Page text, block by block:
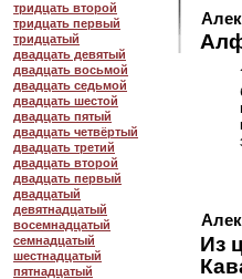
тридцать второй
тридцать первый
тридцатый
двадцать девятый
двадцать восьмой
двадцать седьмой
двадцать шестой
двадцать пятый
двадцать четвёртый
двадцать третий
двадцать второй
двадцать первый
двадцатый
девятнадцатый
восемнадцатый
семнадцатый
шестнадцатый
пятнадцатый
Из